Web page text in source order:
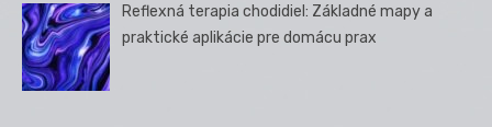
Reflexná terapia chodidiel: Základné mapy a
praktické aplikácie pre domácu prax